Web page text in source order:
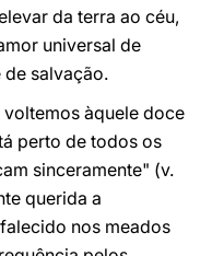
da terra ao céu,
universal de
de salvação.
àquele doce
perto de todos os
sinceramente" (v.
querida a
nos meados